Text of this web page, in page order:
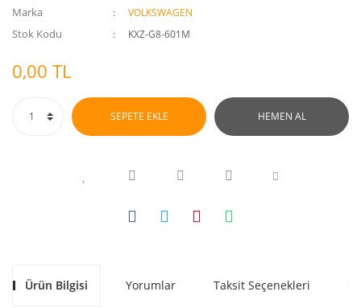
Marka VOLKSWAGEN
Stok Kodu KXZ-G8-601M
0,00 TL
SEPETE EKLE HEMEN AL
Ürün Bilgisi Yorumlar Taksit Seçenekleri